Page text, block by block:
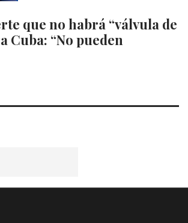
que no habrá “válvula de
Cuba: “No pueden